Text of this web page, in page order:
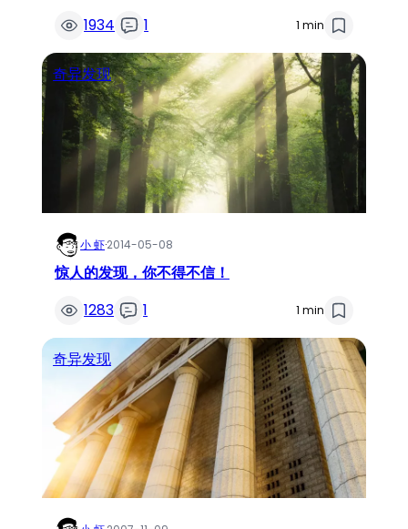
1934
1 1 min
奇异发现
小 虾·2014-05-08
惊人的发现，你不得不信！
1283
1 1 min
奇异发现